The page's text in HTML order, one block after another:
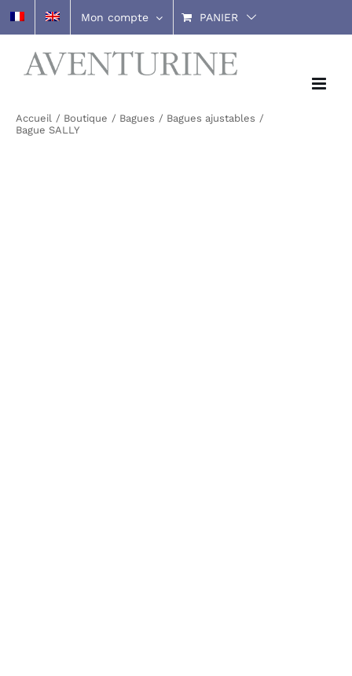
Passer
au
contenu
Mon compte PANIER
Accueil Boutique Bagues
Bagues ajustables
Bague SALLY